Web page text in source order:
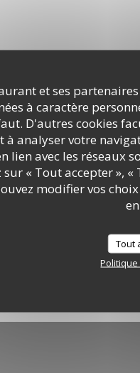
et ses
à caractère
D'autres cookies
à analyser votre
lien avec les réseaux
sur « Tout accepter »,
modifier vos
Tout